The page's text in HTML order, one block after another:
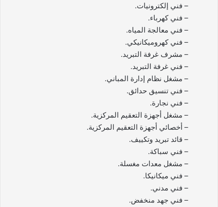
– فني إلكترونيات.
– فني كهرباء.
– فني معالجة المياه.
– فني كهروميكانيكي.
– مشرف غرفة التبريد.
– فني غرفة التبريد.
– مشغل نظام إدارة المباني.
– فني تنسيق حدائق.
– فني نجارة.
– مشغل أجهزة التعقيم المركزية.
– أخصائي أجهزة التعقيم المركزية.
– قائد تبريد وتكييف.
– فني سباكة.
– مشغل معدات مغسلة.
– فني ميكانيكا.
– فني مدني.
– فني جهد منخفض.